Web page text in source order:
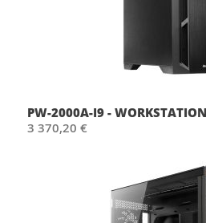
PW-2000A-I9 -
3 370,20 €